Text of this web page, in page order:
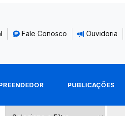
Fale Conosco Ouvidoria
PUBLICAÇÕES